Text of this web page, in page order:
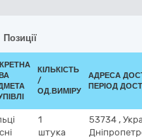
Позиції
КІЛЬКІСТЬ
/
ОД.ВИМІРУ
АДРЕСА
ПЕРІОД
1
штука
53734 ,